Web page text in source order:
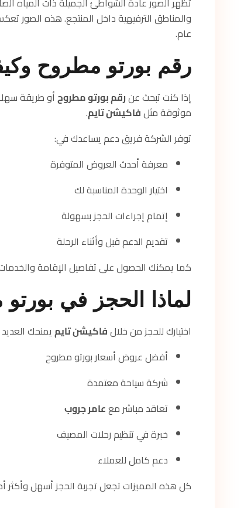
والمناطق الترفيهية داخل المنتجع. هذه الصور
عام.
رقم بورتو مطروح
إذا كنت تبحث عنرقم بورتو مطروحأو طريقة
موثوقة مثلفاكيشن تايم.
توفر الشركة فريق دعم يساعدك في:
معرفة أحدث العروض المتوفرة
اختيار الوحدة المناسبة لك
إتمام إجراءات الحجز بسهولة
تقديم الدعم قبل وأثناء الرحلة
كما يمكنك الحصول على تفاصيل الإقامة والخدمات
لماذا الحجز في
اختيارك للحجز من خلالفاكيشن تايميمنحك
أفضل عروض أسعار بورتو مطروح
شركة سياحة معتمدة
تعاقد مباشر مععامر جروب
خبرة في تنظيم رحلات المصيف
دعم كامل للعملاء
كل هذه المميزات تجعل تجربة الحجز أسهل وأكثر